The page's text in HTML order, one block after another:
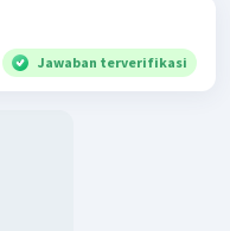
Jawaban terverifikasi